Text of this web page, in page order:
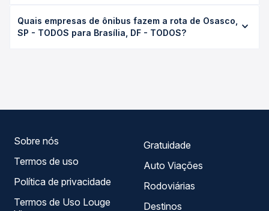
duração exata de cada opção na data desejada.
para Brasília, DF - TODOS custa em média R$ 307,47 e
varia conforme a data da viagem, a empresa, o tipo de
Quais empresas de ônibus fazem a rota de Osasco,
SP - TODOS para Brasília, DF - TODOS?
Sobre nós
Termos de uso
Política de privacidade
Termos de Uso Louge
Gratuidade
Auto Viações
Rodoviárias
Destinos